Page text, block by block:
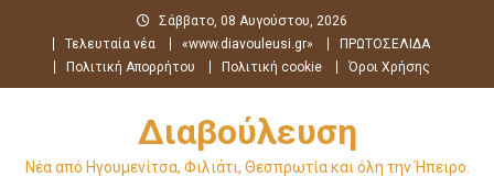
περιεχόμενο
Σάββατο, 08 Αυγούστου, 2026
Τελευταία νέα
«www.diavouleusi.gr»
ΠΡΩΤΟΣΕΛΙΔΑ
Πολιτική Απορρήτου
Πολιτική cookie Όροι Χρήσης
Διαβούλευση
Νέα από Ηγουμενίτσα, Φιλιάτι, Θεσπρωτία και όλη την Ήπειρο.